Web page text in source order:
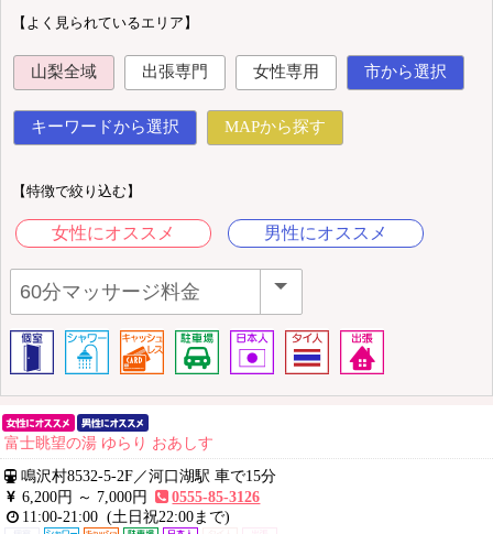
【よく見られているエリア】
山梨全域 出張専門 女性専用 市から選択
キーワードから選択 MAPから探す
【特徴で絞り込む】
女性にオススメ 男性にオススメ
富士眺望の湯 ゆらり おあしす
鳴沢村8532-5-2F／河口湖駅 車で15分
6,200円 ～ 7,000円
0555-85-3126
11:00-21:00 (土日祝22:00まで)